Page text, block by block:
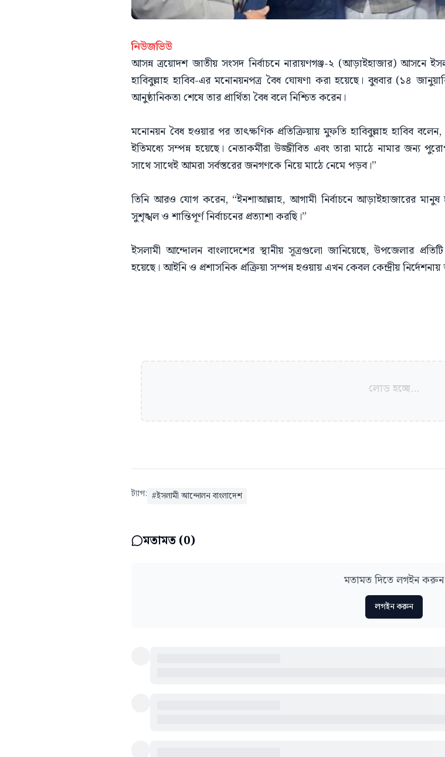
নিউজভিউ
আসন্ন ত্রয়োদশ জাতীয় সংসদ নির্বাচনে নারায়ণগঞ্জ-২ (আড়াইহাজার) আসনে
হাবিবুল্লাহ হাবিব-এর মনোনয়নপত্র বৈধ ঘোষণা করা হয়েছে। বুধবার (১৪
আনুষ্ঠানিকতা শেষে তার প্রার্থিতা বৈধ বলে নিশ্চিত করেন।
মনোনয়ন বৈধ হওয়ার পর তাৎক্ষণিক প্রতিক্রিয়ায় মুফতি হাবিবুল্লাহ হাবিব
ইতিমধ্যে সম্পন্ন হয়েছে। নেতাকর্মীরা উজ্জীবিত এবং তারা মাঠে নামার জন্য
সাথে সাথেই আমরা সর্বস্তরের জনগণকে নিয়ে মাঠে নেমে পড়ব।”
তিনি আরও যোগ করেন, “ইনশাআল্লাহ, আগামী নির্বাচনে আড়াইহাজারের
সুশৃঙ্খল ও শান্তিপূর্ণ নির্বাচনের প্রত্যাশা করছি।”
ইসলামী আন্দোলন বাংলাদেশের স্থানীয় সূত্রগুলো জানিয়েছে, উপজেলার
হয়েছে। আইনি ও প্রশাসনিক প্রক্রিয়া সম্পন্ন হওয়ায় এখন কেবল কেন্দ্রীয়
লোড হচ্ছে...
ট্যাগ: #ইসলামী আন্দোলন বাংলাদেশ
মতামত (0)
মতামত দিতে লগইন করুন
লগইন করুন